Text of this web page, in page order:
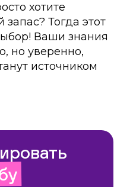
хотите
Тогда этот
Ваши знания
но уверенно,
источником